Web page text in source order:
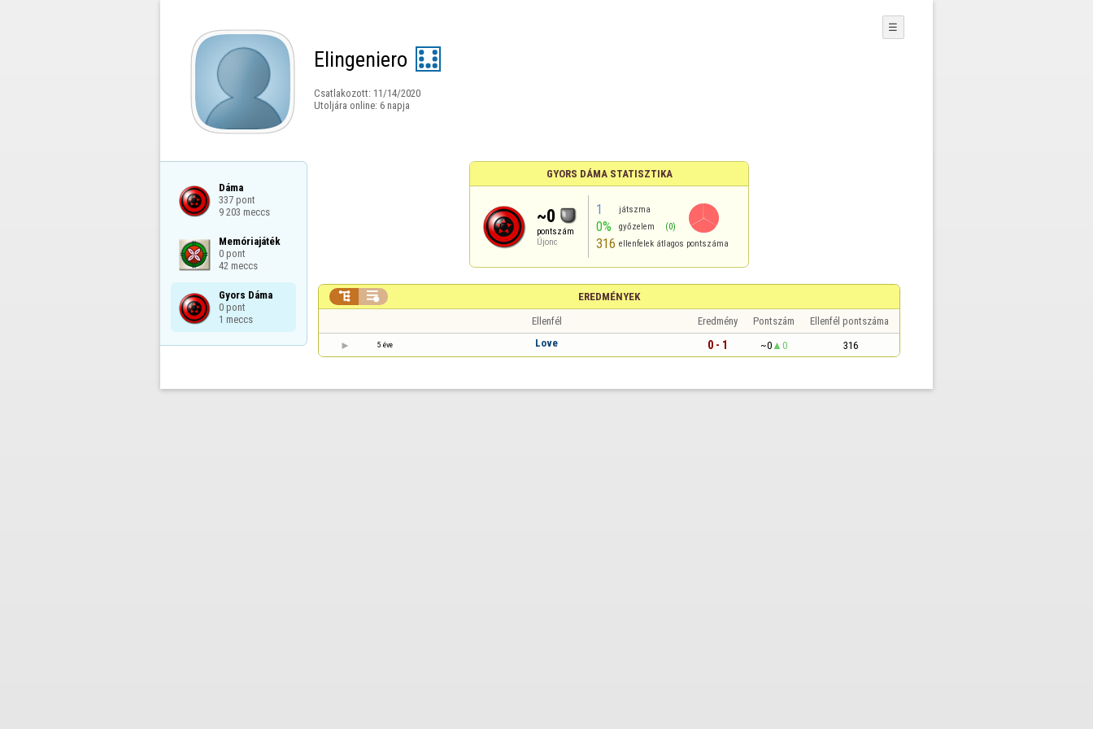
Elingeniero
Csatlakozott: 11/14/2020
Utoljára online: 6 napja
☰
Dáma
337 pont
9 203 meccs
Memóriajáték
0 pont
42 meccs
Gyors Dáma
0 pont
1 meccs
GYORS DÁMA STATISZTIKA
~0
pontszám
Újonc
1 játszma
0% győzelem (0)
316 ellenfelek átlagos pontszáma
EREDMÉNYEK
 
Ellenfél Eredmény Pontszám Ellenfél pontszáma
5 éve Love 0 - 1 ~0 0 316